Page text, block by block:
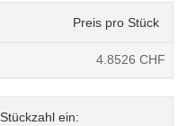
Preis pro Stück
4.8526 CHF
ein: